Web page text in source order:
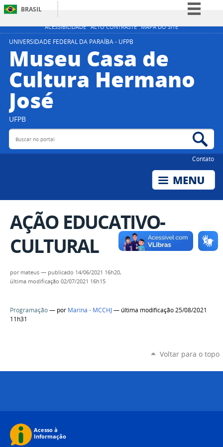
ACESSIBILIDADE ALTO CONTRASTE MAPA DO SITE
BRASIL
Simplifique!
Participe
Legislação
UNIVERSIDADE FEDERAL DA PARAÍBA - UFPB
Museu Casa de
Cultura Hermano
José
UFPB
Buscar no portal
Contato
AÇÃO EDUCATIVO-
CULTURAL
por mateus — publicado 14/06/2021 16h20,
última modificação 02/07/2021 16h15
Programação— por Marina - MCCHJ— última modificação 25/08/2021
11h31
Voltar para o topo